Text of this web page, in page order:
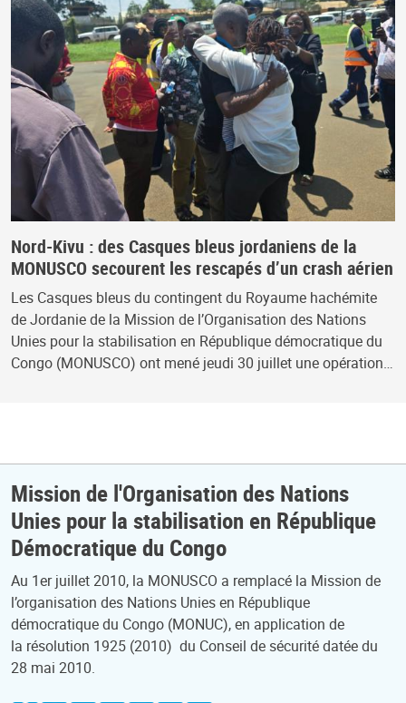
Nord-Kivu : des Casques bleus jordaniens de la
MONUSCO secourent les rescapés d’un crash aérien
Les Casques bleus du contingent du Royaume hachémite
de Jordanie de la Mission de l’Organisation des Nations
Unies pour la stabilisation en République démocratique du
Congo (MONUSCO) ont mené jeudi 30 juillet une opération…
Mission de l'Organisation des Nations
Unies pour la stabilisation en République
Démocratique du Congo
Au 1er juillet 2010, la MONUSCO a remplacé la Mission de
l’organisation des Nations Unies en République
démocratique du Congo (MONUC), en application de
la résolution 1925 (2010) du Conseil de sécurité datée du
28 mai 2010.